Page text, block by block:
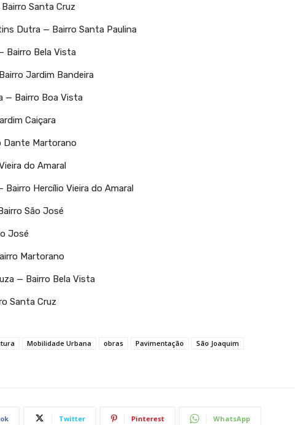
Santa Cruz
Dutra — Bairro Santa Paulina
Bairro Bela Vista
Jardim Bandeira
— Bairro Boa Vista
Caiçara
Dante Martorano
do Amaral
Hercílio Vieira do Amaral
São José
José
Martorano
— Bairro Bela Vista
Santa Cruz
Mobilidade Urbana obras Pavimentação
São Joaquim
Twitter Pinterest WhatsApp